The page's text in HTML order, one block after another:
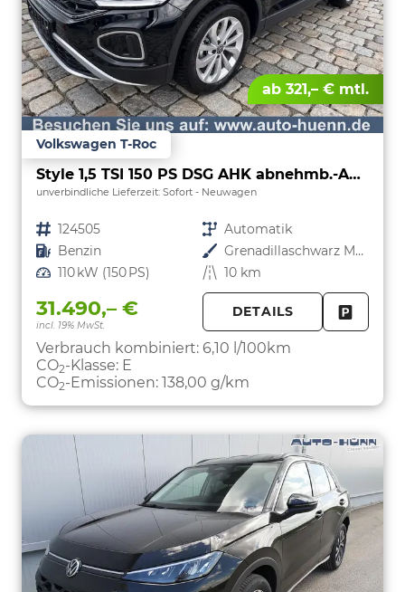
ab 321,– € mtl.
Volkswagen T-Roc
Style 1,5 TSI 150 PS DSG AHK abnehmb.-ACC-2xPDC & Kamera Parklenkass.-LED-KESSY-Klima 2-Zonen-Winterpaket-17 "Alu-sofort verfügbar
unverbindliche Lieferzeit: Sofort Neuwagen
Fahrzeugnr. 124505 Getriebe Automatik
Kraftstoff Benzin Außenfarbe
Grenadillaschwarz Metallic
Leistung 110 kW (150 PS) Kilometerstand 10 km
31.490,– €
incl. 19% MwSt.
DETAILS
Verbrauch kombiniert: 6,10 l/100km
CO2-Klasse: E
CO2-Emissionen: 138,00 g/km